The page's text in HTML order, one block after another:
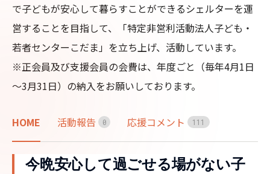
で子どもが安心して暮らすことができるシェルターを運
営することを目指して、「特定非営利活動法人子ども・
若者センターこだま」を立ち上げ、活動しています。
※正会員及び支援会員の会費は、年度ごと（毎年4月1日
～3月31日）の納入をお願いしております。
HOME 活動報告 0 応援コメント 1 1 1
今晩安心して過ごせる場がない子